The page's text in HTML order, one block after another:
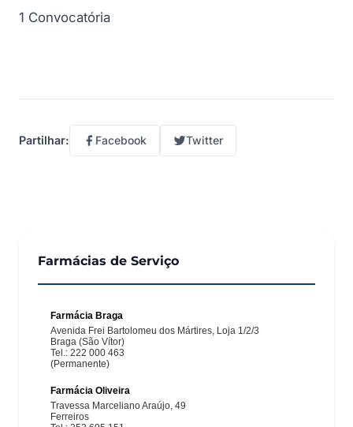
1 Convocatória
Partilhar: Facebook Twitter
Farmácias de Serviço